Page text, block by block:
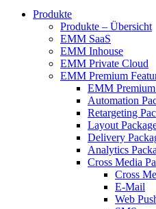
Produkte
Produkte – Übersicht
EMM SaaS
EMM Inhouse
EMM Private Cloud
EMM Premium
EMM
Automation
Retargeting
Layout
Delivery
Analytics
Cross Media
Cross
E-Mail
Web